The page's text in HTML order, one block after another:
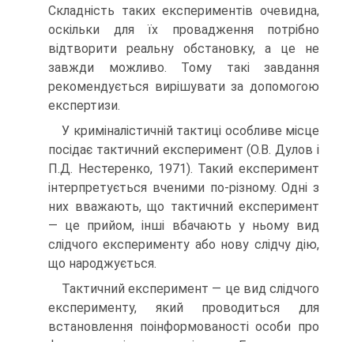
Складність таких експериментів очевидна,
оскільки для їх провадження потрібно
відтворити реальну обстановку, а це не
завжди можливо. Тому такі завдання
рекомендується вирішувати за допомогою
експертизи.
У криміналістичній тактиці особливе місце
посідає тактичний експеримент (О.В. Дулов і
П.Д. Нестеренко, 1971). Такий експеримент
інтерпретується вченими по-різному. Одні з
них вважають, що тактичний експеримент
— це прийом, інші вбачають у ньому вид
слідчого експерименту або нову слідчу дію,
що народжується.
Тактичний експеримент — це вид слідчого
експерименту, який проводиться для
встановлення поінформованості особи про